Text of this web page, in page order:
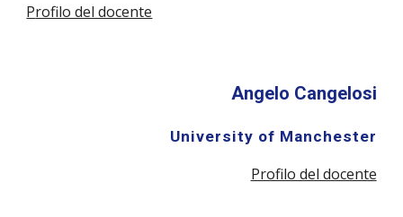
Profilo del docente
Angelo Cangelosi
University of Manchester
Profilo del docente